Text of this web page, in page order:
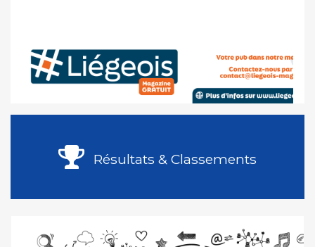
Résultats & Classements